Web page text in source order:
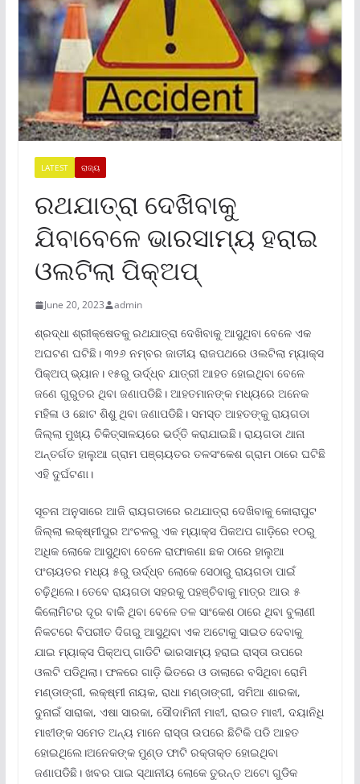
LATEST ରାଜ୍ୟ
ରଥଯାତ୍ରା ଦେଖିବାକୁ
ଯିବାବେଳେ ଭାରସାମ୍ୟ ହରାଇ
ଓଲଟିଲା ପିକ୍ଅ‌ପ୍‌
June 20, 2023 admin
ଶ୍ରଦ୍ଧା ଶ୍ରୀକ୍ଷେତକୁ ରଥଯାତ୍ରା ଦେଖିବାକୁ ଆସୁଥିବା ବେଳେ ଏକ
ଅଘଟଣ ଘଟିଛି। ୩୨୬ ନମ୍ବର ଜାତୀୟ ରାଜପଥରେ ଓଲଟିଲା ମ୍ୟାକ୍ସ
ପିକ୍‌ଅପ୍‌ ଭ୍ୟାନ। ୧୫ରୁ ଊର୍ଦ୍ଧ୍ବ ଯାତ୍ରୀ ଆହତ ହୋଇଥିବା ବେଳେ
ଜଣେ ଗୁରୁତର ଥିବା ଜଣାପଡିଛି। ଆହତମାନଙ୍କ ମଧ୍ୟରେ ଅନେକ
ମହିଳା ଓ ଛୋଟ ଶିଶୁ ଥିବା ଜଣାପଡିଛି। ସମସ୍ତ ଆହତଙ୍କୁ ରାୟଗଡା
ଜିଲ୍ଲା ମୁଖ୍ୟ ଚିକିତ୍ସାଳୟରେ ଭର୍ତ୍ତି କରାଯାଇଛି। ରାୟଗଡା ଥାନା
ଅନ୍ତର୍ଗତ ହାଲୁଆ ଗ୍ରାମ ପଞ୍ଚାୟତର ତଳସଂକେଶ ଗ୍ରାମ ଠାରେ ଘଟିଛି
ଏହି ଦୁର୍ଘଟଣା।
ସୂଚନା ଅନୁସାରେ ଆଜି ରାୟଗଡାରେ ରଥଯାତ୍ରା ଦେଖିବାକୁ କୋରାପୁଟ
ଜିଲ୍ଲା ଲକ୍ଷ୍ମୀପୁର ଅଂଚଳରୁ ଏକ ମ୍ୟାକ୍ସ ପିକଅପ ଗାଡ଼ିରେ ୧୦ରୁ
ଅଧିକ ଲୋକେ ଆସୁଥିବା ବେଳେ ରାଫାକଣା ଛକ ଠାରେ ହାଲୁଆ
ପଂଚାୟତର ମଧ୍ୟ ୫ରୁ ଊର୍ଦ୍ଧ୍ବ ଲୋକେ ସେଠାରୁ ରାୟଗଡା ପାଇଁ
ଚଢ଼ିଥିଲେ। ତେବେ ରାୟଗଡା ସହରକୁ ପହଞ୍ଚିବାକୁ ମାତ୍ର ଆଉ ୫
କିଲୋମିଟର ଦୂର ବାକି ଥିବା ବେଳେ ତଳ ସାଂକେଶ ଠାରେ ଥିବା ବୁଲାଣୀ
ନିକଟରେ ବିପରୀତ ଦିଗରୁ ଆସୁଥିବା ଏକ ଅଟୋକୁ ସାଇଡ ଦେବାକୁ
ଯାଇ ମ୍ୟାକ୍ସ ପିକ୍‌ଅପ୍‌ ଗାଡିଟି ଭାରସାମ୍ୟ ହରାଇ ରାସ୍ତା ଉପରେ
ଓଲଟି ପଡିଥିଲା। ଫଳରେ ଗାଡ଼ି ଭିତରେ ଓ ଡାଲାରେ ବସିଥିବା ରୋମି
ମଣ୍ଡାଙ୍ଗୀ, ଲକ୍ଷ୍ମୀ ନାୟକ, ରାଧା ମଣ୍ଡାଙ୍ଗୀ, ସମିଆ ଶାରକା,
ଦୁନାଇଁ ସାରାକା, ଏଷା ସାରକା, ସୌଦାମିନୀ ମାଝୀ, ରାଇତ ମାଝୀ, ଦୟାନିଧି
ମାଝୀଙ୍କ ସମେତ ଅନ୍ୟ ମାନେ ରାସ୍ତା ଉପରେ ଛିଟିକି ପଡି ଆହତ
ହୋଇଥିଲେ।ଅନେକଙ୍କ ମୁଣ୍ଡ ଫାଟି ରକ୍ତାକ୍ତ ହୋଇଥିବା
ଜଣାପଡିଛି। ଖବର ପାଇ ସ୍ଥାନୀୟ ଲୋକେ ତୁରନ୍ତ ଅଟୋ ଗୁଡିକ